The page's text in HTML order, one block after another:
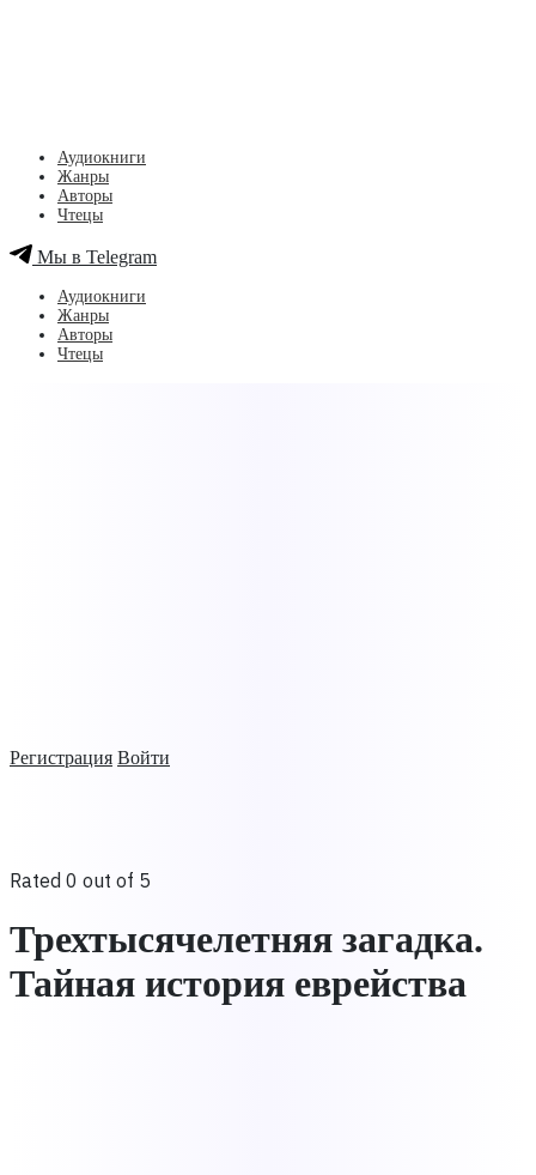
Регистрация Войти
Аудиокниги
Жанры
Авторы
Чтецы
Мы в Telegram
Аудиокниги
Жанры
Авторы
Чтецы
Rated 0 out of 5
Трехтысячелетняя загадка.
Тайная история еврейства